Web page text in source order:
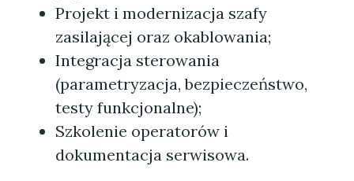
Projekt i modernizacja szafy
zasilającej oraz okablowania;
Integracja sterowania
(parametryzacja, bezpieczeństwo,
testy funkcjonalne);
Szkolenie operatorów i
dokumentacja serwisowa.